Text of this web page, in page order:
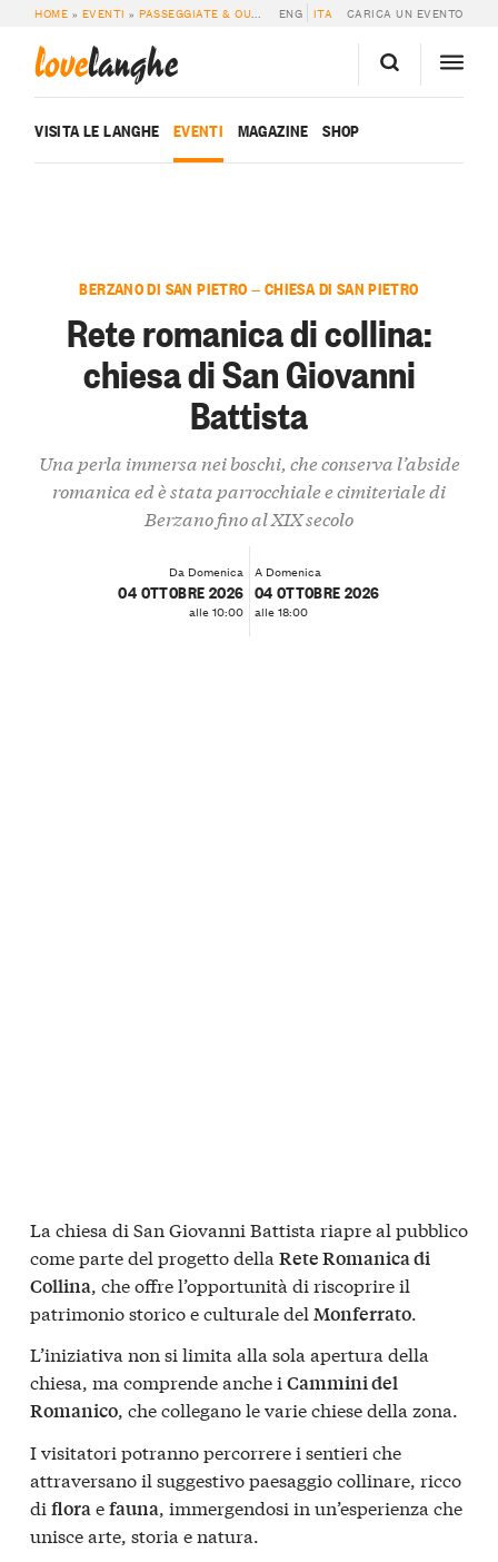
HOME » EVENTI »PASSEGGIATE & OUTDOOR » RETE ROMANICA DI COLLINA:
ENG ITA CARICA UN EVENTO
lovelanghe
VISITA LE LANGHE EVENTI MAGAZINE SHOP
BERZANO DI SAN PIETRO — CHIESA DI SAN PIETRO
Rete romanica di collina:
chiesa di San Giovanni
Battista
Una perla immersa nei boschi, che conserva l’abside
romanica ed è stata parrocchiale e cimiteriale di
Berzano fino al XIX secolo
Da Domenica
04 OTTOBRE 2026
alle 10:00
A Domenica
04 OTTOBRE 2026
alle 18:00
La chiesa di San Giovanni Battista riapre al pubblico
come parte del progetto della Rete Romanica di
Collina, che offre l’opportunità di riscoprire il
patrimonio storico e culturale del Monferrato.
L’iniziativa non si limita alla sola apertura della
chiesa, ma comprende anche i Cammini del
Romanico, che collegano le varie chiese della zona.
I visitatori potranno percorrere i sentieri che
attraversano il suggestivo paesaggio collinare, ricco
di floraefauna, immergendosi in un’esperienza che
unisce arte, storia e natura.